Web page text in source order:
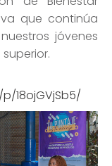
que continúa
jóvenes
18ojGVjSb5/